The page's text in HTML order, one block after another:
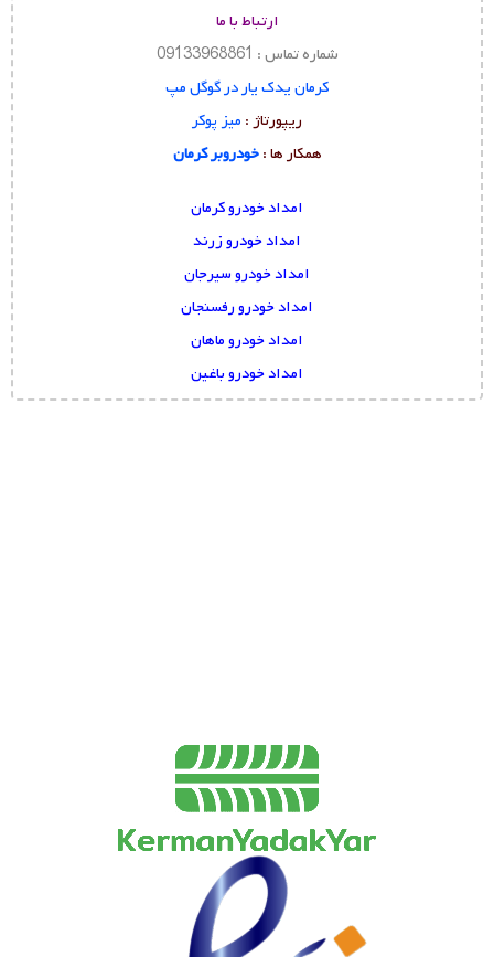
ارتباط با ما
شماره تماس : 09133968861
کرمان یدک یار در گوگل مپ
ریپورتاژ : میز پوکر
همکار ها :خودروبر کرمان
امداد خودرو کرمان
امداد خودرو زرند
امداد خودرو سیرجان
امداد خودرو رفسنجان
امداد خودرو ماهان
امداد خودرو باغین